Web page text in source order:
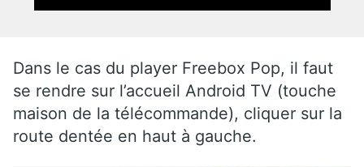
Dans le cas du player Freebox Pop, il faut
se rendre sur l’accueil Android TV (touche
maison de la télécommande), cliquer sur la
route dentée en haut à gauche.